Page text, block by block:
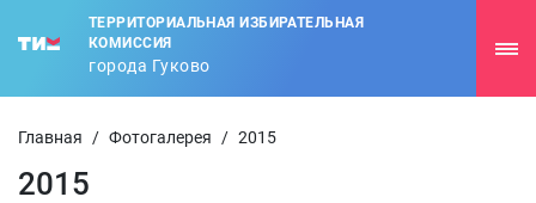
ТЕРРИТОРИАЛЬНАЯ ИЗБИРАТЕЛЬНАЯ
КОМИССИЯ
города Гуково
Главная / Фотогалерея / 2015
2015